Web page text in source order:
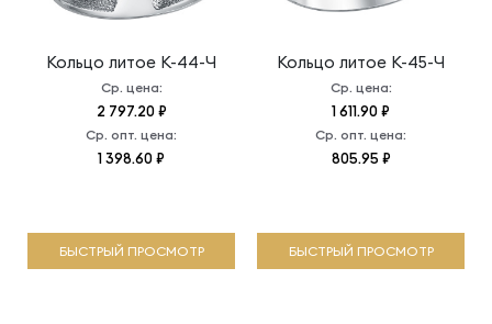
Кольцо литое К-44-Ч
Ср. цена:
2 797.20 ₽
Ср. опт. цена:
1 398.60 ₽
БЫСТРЫЙ ПРОСМОТР
Кольцо литое К-45-Ч
Ср. цена:
1 611.90 ₽
Ср. опт. цена:
805.95 ₽
БЫСТРЫЙ ПРОСМОТР